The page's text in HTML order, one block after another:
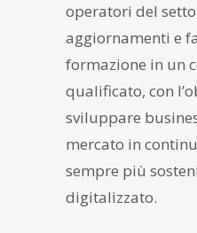
operatori del
aggiornamenti e
formazione in un
qualificato, con
sviluppare
mercato in
sempre più
digitalizzato.